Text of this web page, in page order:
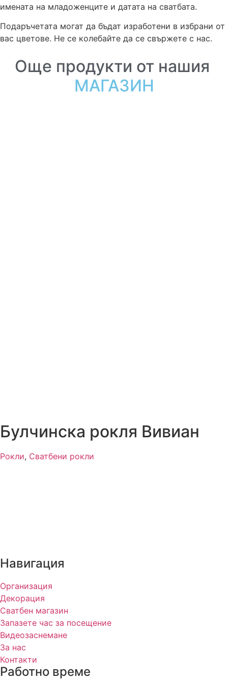
имената на младоженците и датата на сватбата.
Подаръчетата могат да бъдат изработени в избрани от
вас цветове. Не се колебайте да се свържете с нас.
Още продукти от нашия
МАГАЗИН
Булчинска рокля Вивиан
Рокли, Сватбени рокли
Навигация
Организация
Декорация
Сватбен магазин
Запазете час за посещение
Видеозаснемане
За нас
Контакти
Работно време